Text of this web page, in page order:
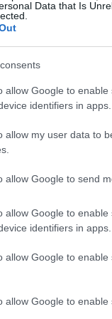
Data that Is
allow Google to
identifiers in apps.
allow my user data to
allow Google to send
allow Google to
identifiers in apps.
allow Google to
allow Google to
già
e di coppa